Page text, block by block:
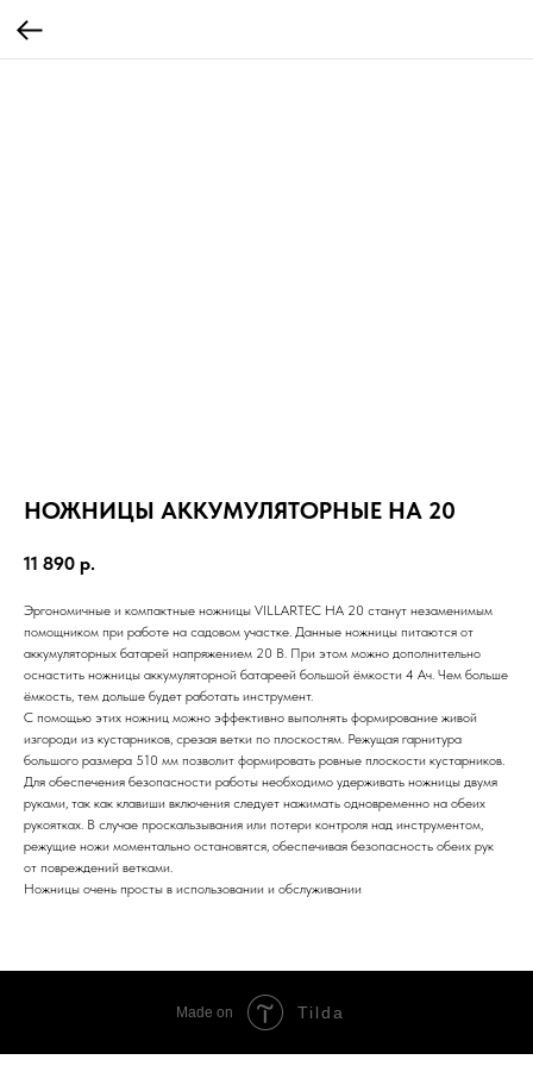
НОЖНИЦЫ АККУМУЛЯТОРНЫЕ HA 20
11 890 р.
Эргономичные и компактные ножницы VILLARTEC HА 20 станут незаменимым
помощником при работе на садовом участке. Данные ножницы питаются от
аккумуляторных батарей напряжением 20 В. При этом можно дополнительно
оснастить ножницы аккумуляторной батареей большой ёмкости 4 Ач. Чем больше
ёмкость, тем дольше будет работать инструмент.
С помощью этих ножниц можно эффективно выполнять формирование живой
изгороди из кустарников, срезая ветки по плоскостям. Режущая гарнитура
большого размера 510 мм позволит формировать ровные плоскости кустарников.
Для обеспечения безопасности работы необходимо удерживать ножницы двумя
руками, так как клавиши включения следует нажимать одновременно на обеих
рукоятках. В случае проскальзывания или потери контроля над инструментом,
режущие ножи моментально остановятся, обеспечивая безопасность обеих рук
от повреждений ветками.
Ножницы очень просты в использовании и обслуживании
Made on Tilda